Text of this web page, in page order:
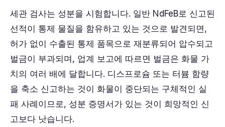
세관 검사는 성분을 시험합니다. 일반 NdFeB로 신고된
선적이 통제 물질을 함유하고 있는 것으로 발견되면,
허가 없이 수출된 통제 품목으로 재분류되어 압수되고
벌금이 부과되며, 업계 보고에 따르면 벌금은 화물 가
치의 여러 배에 달합니다. 디스프로슘 또는 터븀 함량
을 축소 신고하는 것이 화물이 중단되는 구체적인 실
패 사례이므로, 성분 증명서가 있는 것이 희망적인 신
고보다 낫습니다.